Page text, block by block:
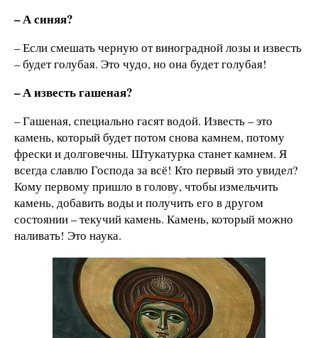
– А синяя?
– Если смешать черную от виноградной лозы и известь
– будет голубая. Это чудо, но она будет голубая!
– А известь гашеная?
– Гашеная, специально гасят водой. Известь – это
камень, который будет потом снова камнем, потому
фрески и долговечны. Штукатурка станет камнем. Я
всегда славлю Господа за всё! Кто первый это увидел?
Кому первому пришло в голову, чтобы измельчить
камень, добавить воды и получить его в другом
состоянии – текучий камень. Камень, который можно
наливать! Это наука.